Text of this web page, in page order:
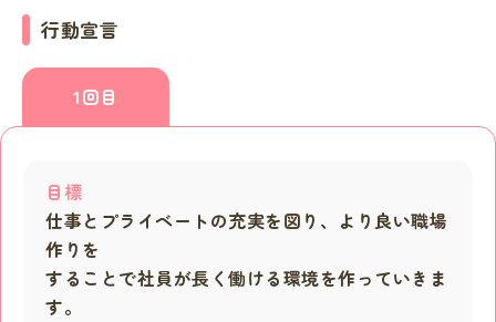
行動宣言
1回目
目標
仕事とプライベートの充実を図り、より良い職場
作りを
することで社員が長く働ける環境を作っていきま
す。